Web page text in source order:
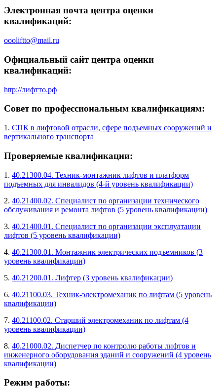
Электронная почта центра оценки
квалификаций:
oooliftto@mail.ru
Официальный сайт центра оценки
квалификаций:
http://лифтто.рф
Совет по профессиональным квалификациям:
1. СПК в лифтовой отрасли, сфере подъемных сооружений и
вертикального транспорта
Проверяемые квалификации:
1. 40.21300.04. Техник-монтажник лифтов и платформ
подъемных для инвалидов (4-й уровень квалификации)
2. 40.21400.02. Специалист по организации технического
обслуживания и ремонта лифтов (5 уровень квалификации)
3. 40.21400.01. Специалист по организации эксплуатации
лифтов (5 уровень квалификации)
4. 40.21300.01. Монтажник электрических подъемников (3
уровень квалификации)
5. 40.21200.01. Лифтер (3 уровень квалификации)
6. 40.21100.03. Техник-электромеханик по лифтам (5 уровень
квалификации)
7. 40.21100.02. Старший электромеханик по лифтам (4
уровень квалификации)
8. 40.21000.02. Диспетчер по контролю работы лифтов и
инженерного оборудования зданий и сооружений (4 уровень
квалификации)
Режим работы: